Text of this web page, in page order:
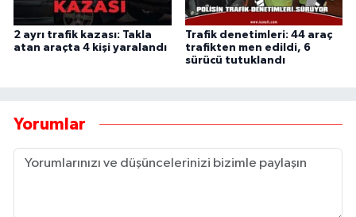
2 ayrı trafik kazası: Takla
atan araçta 4 kişi yaralandı
Trafik denetimleri: 44 araç
trafikten men edildi, 6
sürücü tutuklandı
Yorumlar